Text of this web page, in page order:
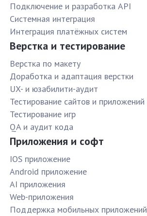
Подключение и разработка API
Системная интеграция
Интеграция платёжных систем
Верстка и тестирование
Верстка по макету
Доработка и адаптация верстки
UX- и юзабилити-аудит
Тестирование сайтов и приложений
Тестирование игр
QA и аудит кода
Приложения и софт
IOS приложение
Android приложение
AI приложения
Web-приложения
Поддержка мобильных приложений